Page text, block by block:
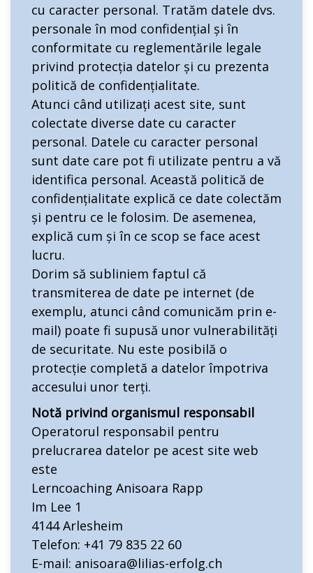
cu caracter personal. Tratăm datele dvs.
personale în mod confidențial și în
conformitate cu reglementările legale
privind protecția datelor și cu prezenta
politică de confidențialitate.
Atunci când utilizați acest site, sunt
colectate diverse date cu caracter
personal. Datele cu caracter personal
sunt date care pot fi utilizate pentru a vă
identifica personal. Această politică de
confidențialitate explică ce date colectăm
și pentru ce le folosim. De asemenea,
explică cum și în ce scop se face acest
lucru.
Dorim să subliniem faptul că
transmiterea de date pe internet (de
exemplu, atunci când comunicăm prin e-
mail) poate fi supusă unor vulnerabilități
de securitate. Nu este posibilă o
protecție completă a datelor împotriva
accesului unor terți.
Notă privind organismul responsabil
Operatorul responsabil pentru
prelucrarea datelor pe acest site web
este
Lerncoaching Anisoara Rapp
Im Lee 1
4144 Arlesheim
Telefon: +41 79 835 22 60
E-mail: anisoara@lilias-erfolg.ch